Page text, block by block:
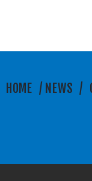
HOME / NEWS /